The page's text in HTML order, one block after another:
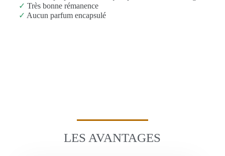
✓ Très bonne rémanence
✓ Aucun parfum encapsulé
LES AVANTAGES